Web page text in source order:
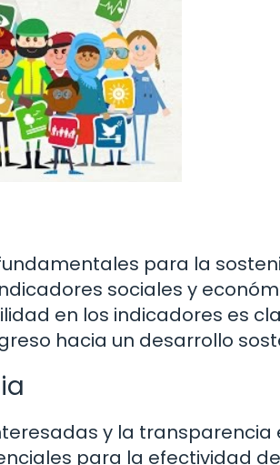
para la
sociales y
en los indicadores es
hacia un desarrollo
y la transparencia
para la efectividad